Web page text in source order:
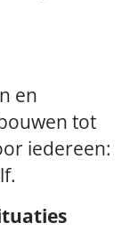
en
tot
iedereen: